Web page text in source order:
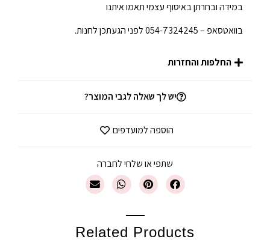
במידה ובחרתן באיסוף עצמי תאמו איתנו
בוואטסאפ – 054-7324245 לפני הגעתכן לחנות.
החלפות והחזרות
יש לך שאלה לגבי המוצר?
הוספה למועדפים
שתפי או שלחי לחברה
Related Products